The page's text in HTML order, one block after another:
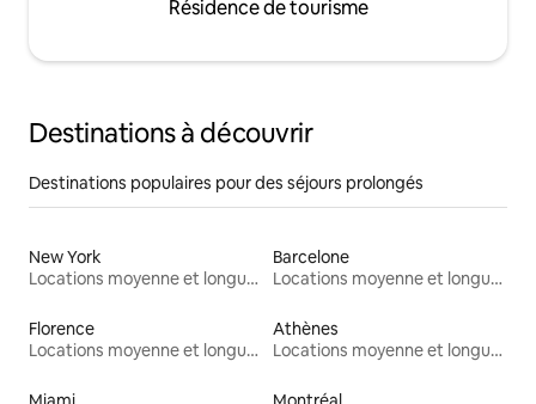
Résidence de tourisme
Destinations à découvrir
Destinations populaires pour des séjours prolongés
New York
Locations moyenne et longue durée
Barcelone
Locations moyenne et longue durée
Florence
Locations moyenne et longue durée
Athènes
Locations moyenne et longue durée